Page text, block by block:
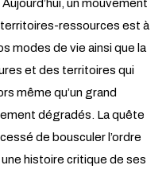
un mouvement
ressources est à
modes de vie ainsi que la
et des territoires qui
même qu’un grand
dégradés. La quête
de bousculer l’ordre
histoire critique de ses